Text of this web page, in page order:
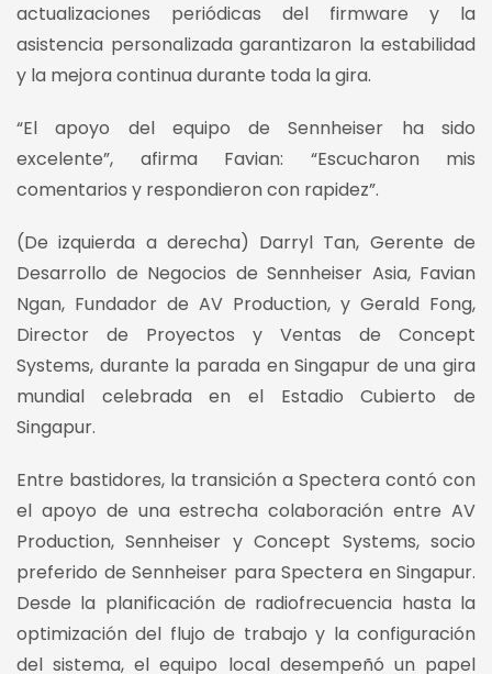
actualizaciones periódicas del firmware y la
asistencia personalizada garantizaron la estabilidad
y la mejora continua durante toda la gira.
“El apoyo del equipo de Sennheiser ha sido
excelente”, afirma Favian: “Escucharon mis
comentarios y respondieron con rapidez”.
(De izquierda a derecha) Darryl Tan, Gerente de
Desarrollo de Negocios de Sennheiser Asia, Favian
Ngan, Fundador de AV Production, y Gerald Fong,
Director de Proyectos y Ventas de Concept
Systems, durante la parada en Singapur de una gira
mundial celebrada en el Estadio Cubierto de
Singapur.
Entre bastidores, la transición a Spectera contó con
el apoyo de una estrecha colaboración entre AV
Production, Sennheiser y Concept Systems, socio
preferido de Sennheiser para Spectera en Singapur.
Desde la planificación de radiofrecuencia hasta la
optimización del flujo de trabajo y la configuración
del sistema, el equipo local desempeñó un papel